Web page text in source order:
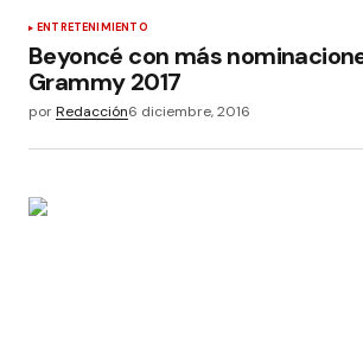
ENTRETENIMIENTO
Beyoncé con más
Grammy 2017
porRedacción6 diciembre, 2016